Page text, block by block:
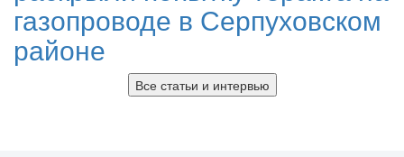
газопроводе в Серпуховском
районе
Все статьи и интервью